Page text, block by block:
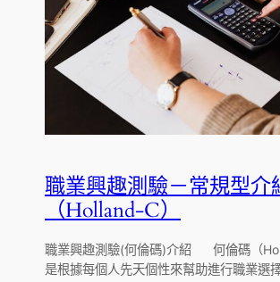
職業興趣測驗－常規型介
（Holland-C）
職業興趣測驗(何倫碼)介紹 何倫碼（
是根據每個人先天個性來幫助進行職業選